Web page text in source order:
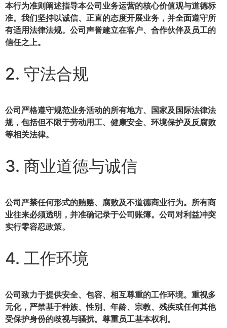
本行为准则阐述指导本公司业务运营的核心价值观与道德标
准。我们坚持以诚信、正直的态度开展业务，并全面遵守所
有适用法律法规。公司声誉建立在客户、合作伙伴及员工的
信任之上。
2. 守法合规
公司严格遵守规范业务活动的所有地方、国家及国际法律法
规，包括但不限于劳动用工、健康安全、环境保护及反腐败
等相关法律。
3. 商业道德与诚信
公司严禁任何形式的贿赂、腐败及不道德商业行为。所有商
业往来必须透明，并准确记录于公司账簿。公司对利益冲突
实行零容忍政策。
4. 工作环境
公司致力于提供安全、包容、相互尊重的工作环境。重视多
元化，严禁基于种族、性别、年龄、宗教、残疾或任何其他
受保护身份的歧视与骚扰。尊重员工基本权利。